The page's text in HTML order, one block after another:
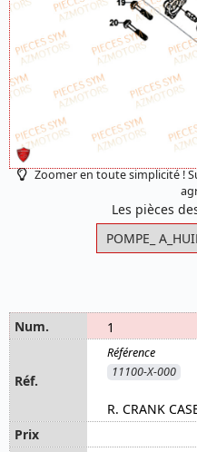
Zoomer en toute simplicité !
Les pièces
1
11100-X-000
R. CRANK